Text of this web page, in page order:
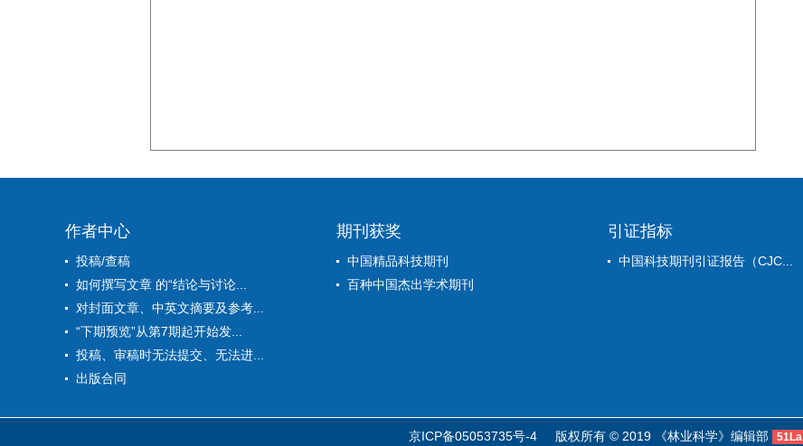
作者中心
投稿/查稿
如何撰写文章 的“结论与讨论...
对封面文章、中英文摘要及参考...
“下期预览”从第7期起开始发...
投稿、审稿时无法提交、无法进...
出版合同
期刊获奖
中国精品科技期刊
百种中国杰出学术期刊
引证指标
中国科技期刊引证报告（CJC...
京ICP备05053735号-4 版权所有 © 2019 《林业科学》编辑部 51La